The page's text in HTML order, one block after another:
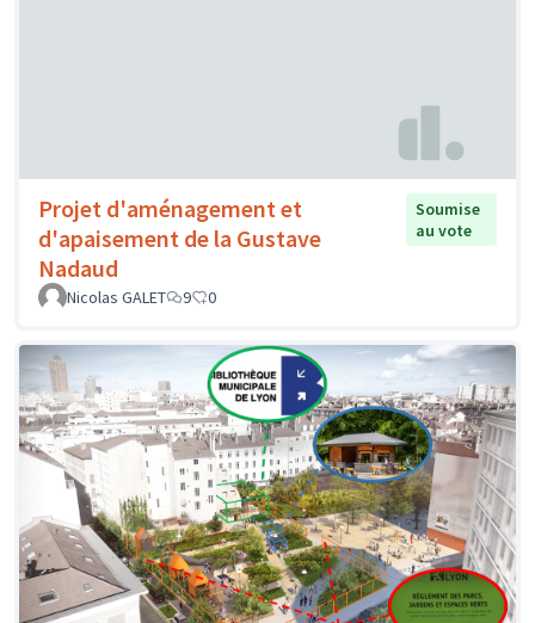
Projet d'aménagement et
d'apaisement de la Gustave
Nadaud
Soumise
au vote
Nicolas GALET 9 0